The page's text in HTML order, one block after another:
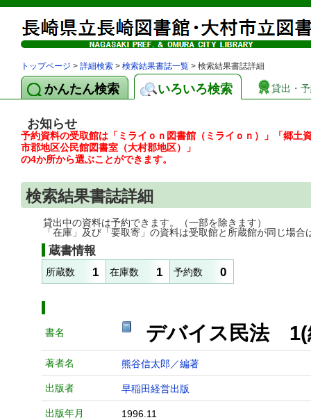
トップページ > 詳細検索 > 検索結果書誌一覧 > 検索結果書誌詳細
かんたん検索 いろいろ検索 貸出・
お知らせ
予約資料の受取館は「ミライｏｎ図書館（ミライｏｎ）」「郷
市郡地区公民館図書室（大村郡地区）」
の4か所から選ぶことができます。
検索結果書誌詳細
貸出中の資料は予約できます。（一部を除きます）
「在庫」及び「要取寄」の資料は受取館と所蔵館が同じ場合
蔵書情報
所蔵数 1 在庫数 1 予約数 0
書名 デバイス民法 1(
著者名 熊谷信太郎／編著
出版者 早稲田経営出版
出版年月 1996.11